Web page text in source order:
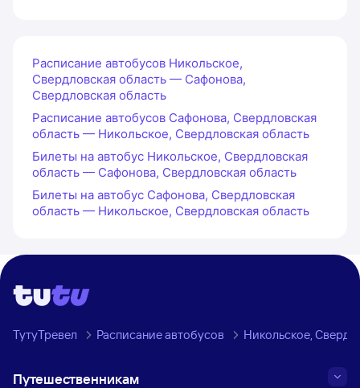
Расписание автобусов Никольское,
Свердловская область — Сафонова,
Свердловская область
Расписание автобусов Сафонова, Свердловская
область — Никольское, Свердловская область
Билеты на автобус Никольское, Свердловская
область — Сафонова, Свердловская область
Билеты на автобус Сафонова, Свердловская
область — Никольское, Свердловская область
ТутуТревел Расписание автобусов Никольское,
Путешественникам